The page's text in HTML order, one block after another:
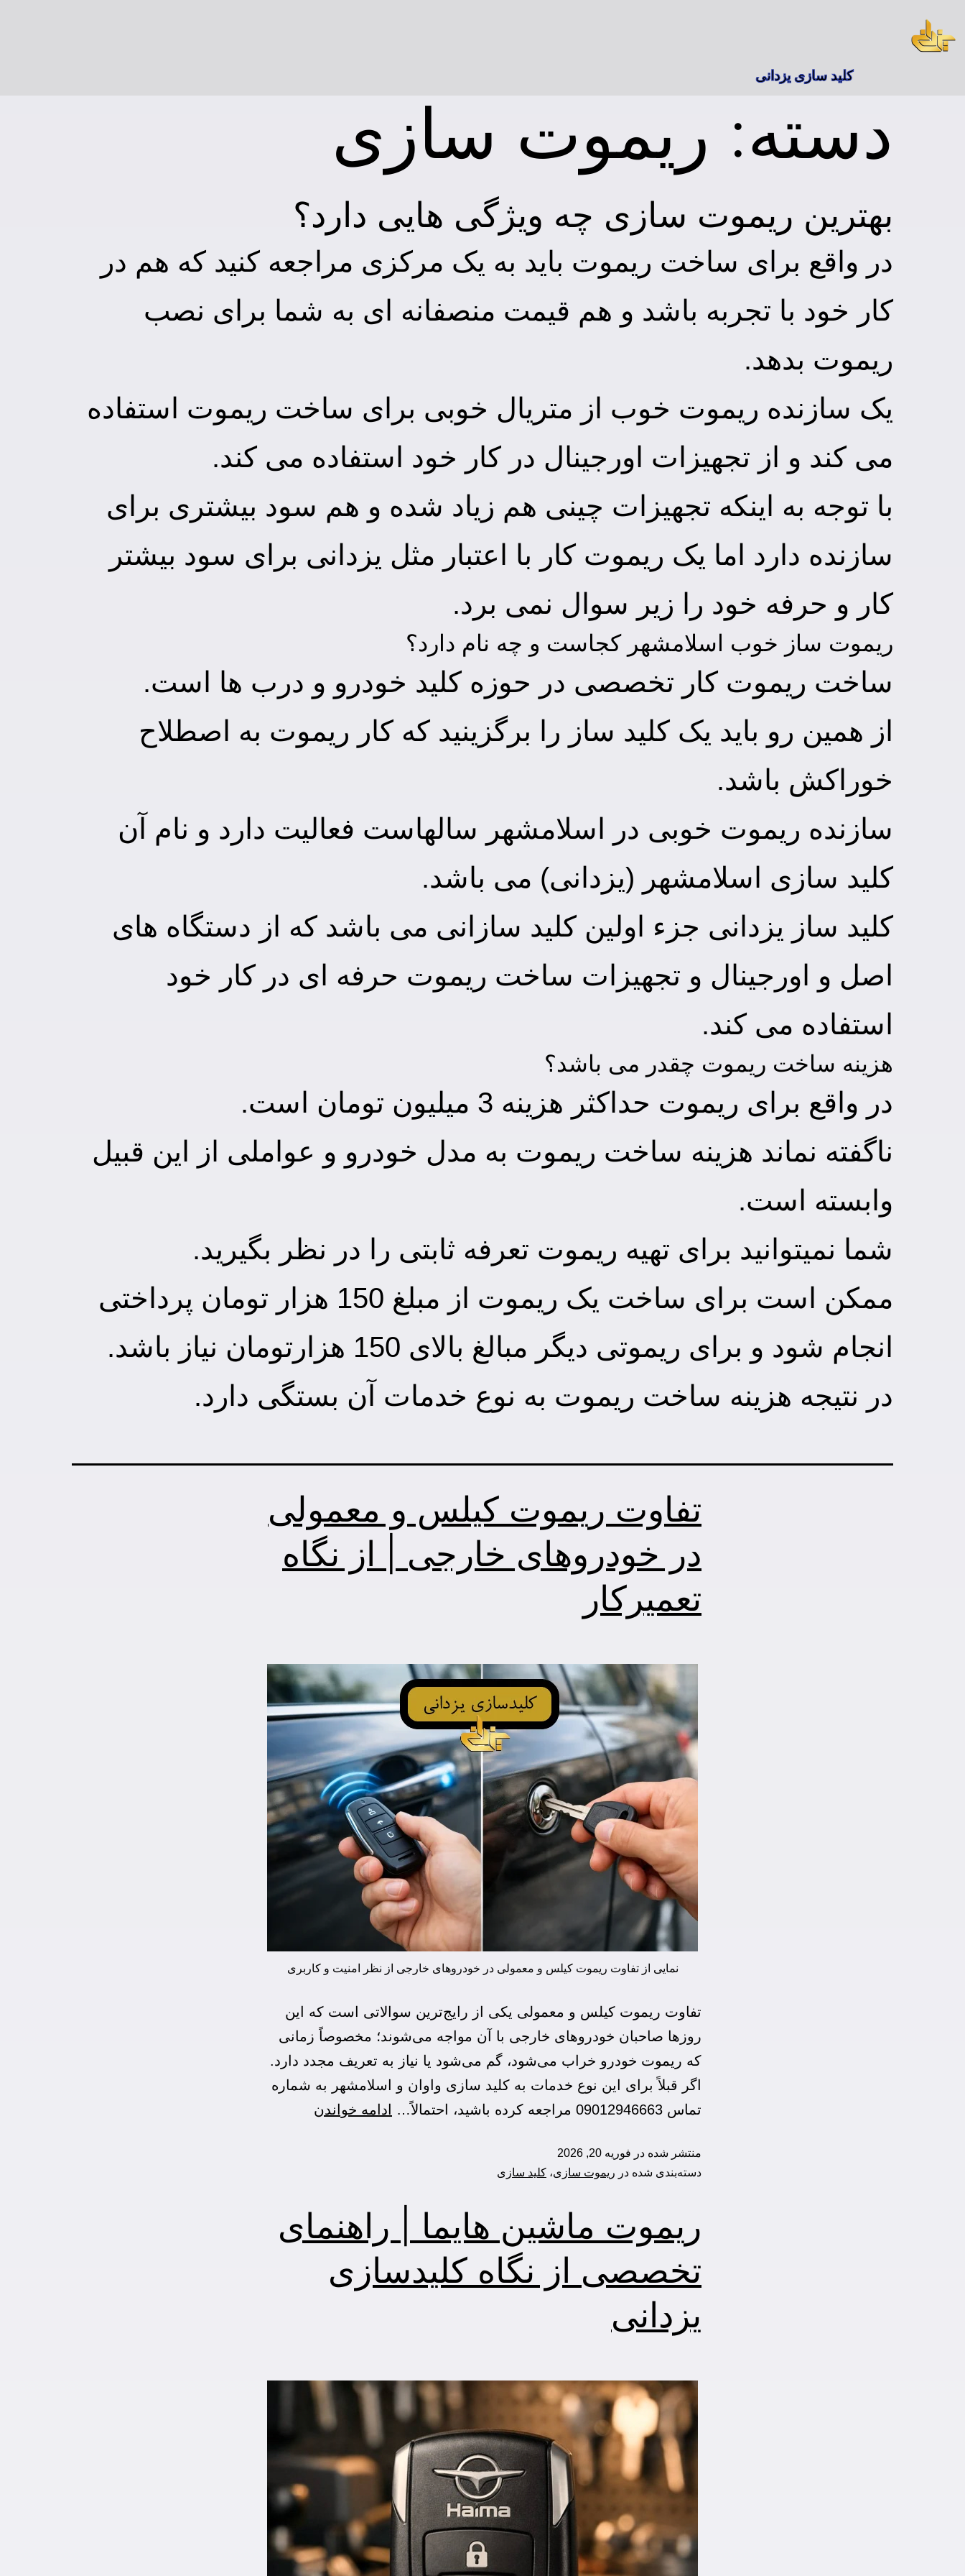
کلید سازی یزدانی
دسته: ریموت سازی
بهترین ریموت سازی چه ویژگی هایی دارد؟
در واقع برای ساخت ریموت باید به یک مرکزی مراجعه کنید که هم در
کار خود با تجربه باشد و هم قیمت منصفانه ای به شما برای نصب
ریموت بدهد.
یک سازنده ریموت خوب از متریال خوبی برای ساخت ریموت استفاده
می کند و از تجهیزات اورجینال در کار خود استفاده می کند.
با توجه به اینکه تجهیزات چینی هم زیاد شده و هم سود بیشتری برای
سازنده دارد اما یک ریموت کار با اعتبار مثل یزدانی برای سود بیشتر
کار و حرفه خود را زیر سوال نمی برد.
ریموت ساز خوب اسلامشهر کجاست و چه نام دارد؟
ساخت ریموت کار تخصصی در حوزه کلید خودرو و درب ها است.
از همین رو باید یک کلید ساز را برگزینید که کار ریموت به اصطلاح
خوراکش باشد.
سازنده ریموت خوبی در اسلامشهر سالهاست فعالیت دارد و نام آن
کلید سازی اسلامشهر (یزدانی) می باشد.
کلید ساز یزدانی جزء اولین کلید سازانی می باشد که از دستگاه های
اصل و اورجینال و تجهیزات ساخت ریموت حرفه ای در کار خود
استفاده می کند.
هزینه ساخت ریموت چقدر می باشد؟
در واقع برای ریموت حداکثر هزینه 3 میلیون تومان است.
ناگفته نماند هزینه ساخت ریموت به مدل خودرو و عواملی از این قبیل
وابسته است.
شما نمیتوانید برای تهیه ریموت تعرفه ثابتی را در نظر بگیرید.
ممکن است برای ساخت یک ریموت از مبلغ 150 هزار تومان پرداختی
انجام شود و برای ریموتی دیگر مبالغ بالای 150 هزارتومان نیاز باشد.
در نتیجه هزینه ساخت ریموت به نوع خدمات آن بستگی دارد.
تفاوت ریموت کیلس و معمولی
در خودروهای خارجی | از نگاه
تعمیرکار
نمایی از تفاوت ریموت کیلس و معمولی در خودروهای خارجی از نظر امنیت و کاربری
تفاوت ریموت کیلس و معمولی یکی از رایج‌ترین سوالاتی است که این
روزها صاحبان خودروهای خارجی با آن مواجه می‌شوند؛ مخصوصاً زمانی
که ریموت خودرو خراب می‌شود، گم می‌شود یا نیاز به تعریف مجدد دارد.
اگر قبلاً برای این نوع خدمات به کلید سازی واوان و اسلامشهر به شماره
تماس 09012946663 مراجعه کرده باشید، احتمالاً…
ادامه خواندن
منتشر شده در فوریه 20, 2026
دسته‌بندی شده در ریموت سازی، کلید سازی
ریموت ماشین هایما | راهنمای
تخصصی از نگاه کلیدسازی
یزدانی